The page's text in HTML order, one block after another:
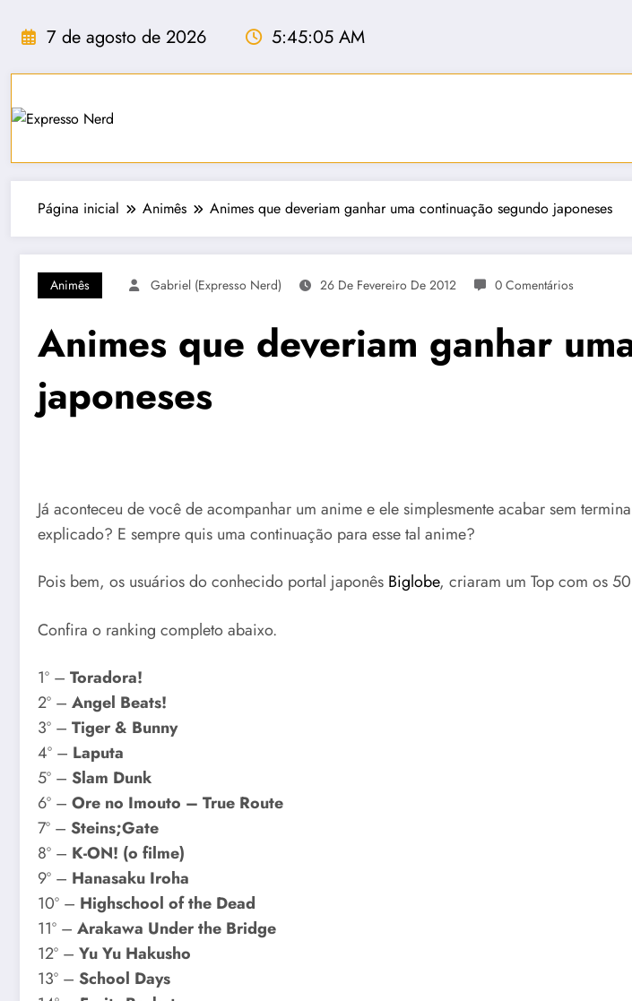
para
conteúdo
7 de agosto de 2026 5:45:06 AM
Página inicial Animês Animes que deveriam ganhar uma continuação segundo japoneses
Animês Gabriel (Expresso Nerd) 26 De Fevereiro De 2012 0 Comentários
Animes que deveriam ganhar
japoneses
Já aconteceu de você de acompanhar um anime e ele simplesmente acabar sem
explicado? E sempre quis uma continuação para esse tal anime?
Pois bem, os usuários do conhecido portal japonês Biglobe, criaram um Top com os
Confira o ranking completo abaixo.
1º – Toradora!
2º – Angel Beats!
3º – Tiger & Bunny
4º – Laputa
5º – Slam Dunk
6º – Ore no Imouto – True Route
7º – Steins;Gate
8º – K-ON! (o filme)
9º – Hanasaku Iroha
10º – Highschool of the Dead
11º – Arakawa Under the Bridge
12º – Yu Yu Hakusho
13º – School Days